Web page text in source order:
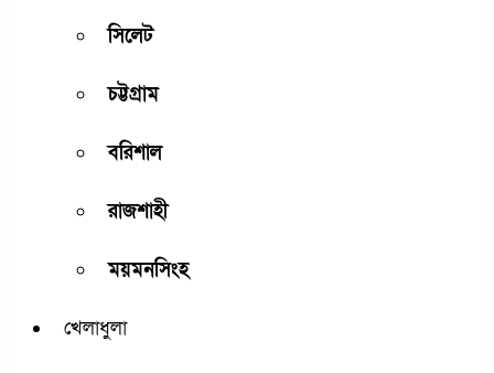
সিলেট
চট্টগ্রাম
বরিশাল
রাজশাহী
ময়মনসিংহ
খেলাধুলা